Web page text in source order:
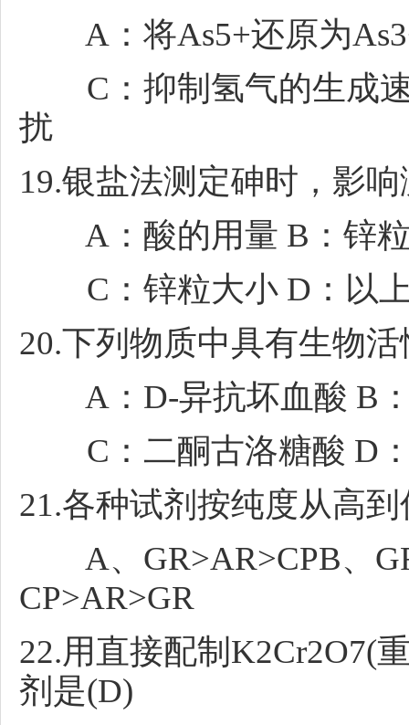
A：将As5+还原为
C：抑制氢气的生成速
扰
19.银盐法测定砷时，影
A：酸的用量 B：锌粒
C：锌粒大小 D：以
20.下列物质中具有生物
A：D-异抗坏血酸 B：
C：二酮古洛糖酸 D：
21.各种试剂按纯度从高
A、GR>AR>CPB、
CP>AR>GR
22.用直接配制K2Cr2O7(
剂是(D)